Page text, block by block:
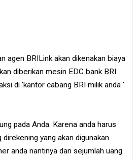
agen BRILink akan dikenakan biaya
diberikan mesin EDC bank BRI
di 'kantor cabang BRI milik anda '
pada Anda. Karena anda harus
yang akan digunakan
anda nantinya dan sejumlah uang